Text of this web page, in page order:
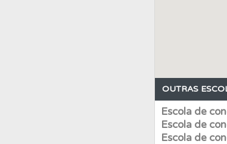
Ajuda
Perfil
OUTRAS
Escola de
Escola de
Escola de